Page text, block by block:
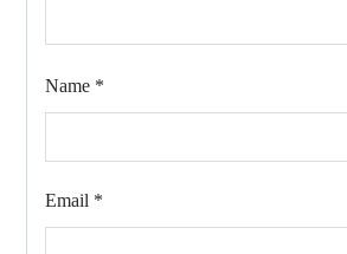
Name *
Email *